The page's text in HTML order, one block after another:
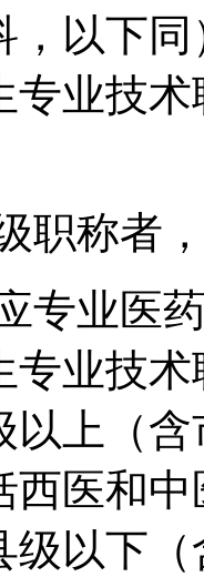
，以下
专业技
职称者
专业医
专业技
以上（
西医和
级以下